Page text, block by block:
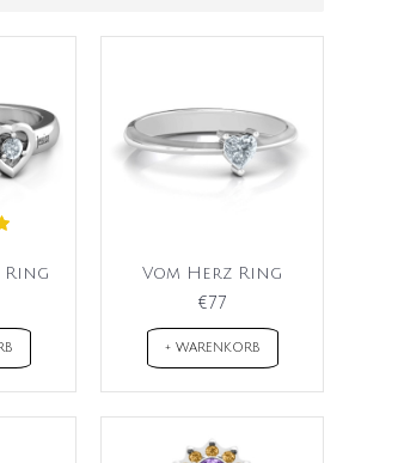
Ring Vom Herz Ring
€77
+ WARENKORB